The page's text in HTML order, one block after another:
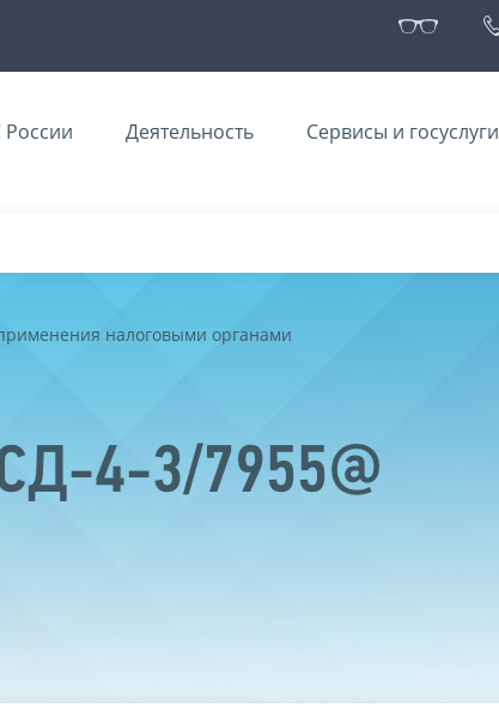
Деятельность Сервисы и госуслуги
налоговыми органами
4-3/7955@